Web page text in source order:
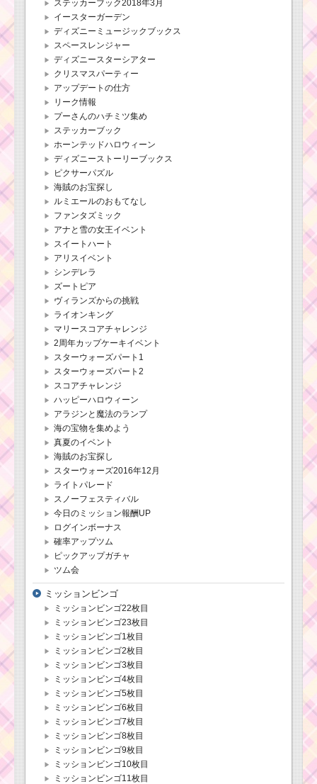
ステッカーブック2018年3月
イースターガーデン
ディズニーミュージックブックス
スペースレンジャー
ディズニースターシアター
クリスマスパーティー
アップデートの仕方
リーク情報
プーさんのハチミツ集め
ステッカーブック
ホーンテッドハロウィーン
ディズニーストーリーブックス
ピクサーパズル
海賊のお宝探し
ルミエールのおもてなし
ファンタズミック
アナと雪の女王イベント
スイートハート
アリスイベント
シンデレラ
ズートピア
ヴィランズからの挑戦
ライオンキング
マリースコアチャレンジ
2周年カップケーキイベント
スターウォーズパート1
スターウォーズパート2
スコアチャレンジ
ハッピーハロウィーン
アラジンと魔法のランプ
海の宝物を集めよう
真夏のイベント
海賊のお宝探し
スターウォーズ2016年12月
ライトパレード
スノーフェスティバル
今日のミッション報酬UP
ログインボーナス
確率アップツム
ピックアップガチャ
ツム会
ミッションビンゴ
ミッションビンゴ22枚目
ミッションビンゴ23枚目
ミッションビンゴ1枚目
ミッションビンゴ2枚目
ミッションビンゴ3枚目
ミッションビンゴ4枚目
ミッションビンゴ5枚目
ミッションビンゴ6枚目
ミッションビンゴ7枚目
ミッションビンゴ8枚目
ミッションビンゴ9枚目
ミッションビンゴ10枚目
ミッションビンゴ11枚目